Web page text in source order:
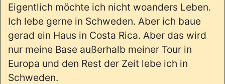
Eigentlich möchte ich nicht woanders Leben.
Ich lebe gerne in Schweden. Aber ich baue
gerad ein Haus in Costa Rica. Aber das wird
nur meine Base außerhalb meiner Tour in
Europa und den Rest der Zeit lebe ich in
Schweden.